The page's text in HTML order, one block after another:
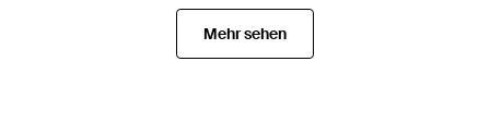
Mehr sehen